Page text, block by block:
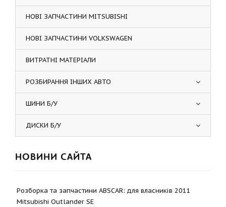
НОВІ ЗАПЧАСТИНИ MITSUBISHI
НОВІ ЗАПЧАСТИНИ VOLKSWAGEN
ВИТРАТНІ МАТЕРІАЛИ
РОЗБИРАННЯ ІНШИХ АВТО
ШИНИ Б/У
ДИСКИ Б/У
НОВИНИ САЙТА
Розборка та запчастини ABSCAR: для власників 2011
Mitsubishi Outlander SE